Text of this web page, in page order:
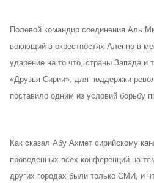
Полевой командир соединения Аль
воюющий в окрестностях Алеппо в
ударение на то что, страны Запада и
«Друзья Сирии», для поддержки
поставило одним из условий борьбу
Как сказал Абу Ахмет сирийскому
проведенных всех конференций на
других городах были только СМИ, и